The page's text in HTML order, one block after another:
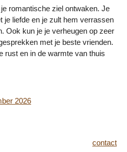
romantische ziel ontwaken. Je
je liefde en je zult hem verrassen
Ook kun je je verheugen op zeer
met je beste vrienden.
rust en in de warmte van thuis
2026
contact